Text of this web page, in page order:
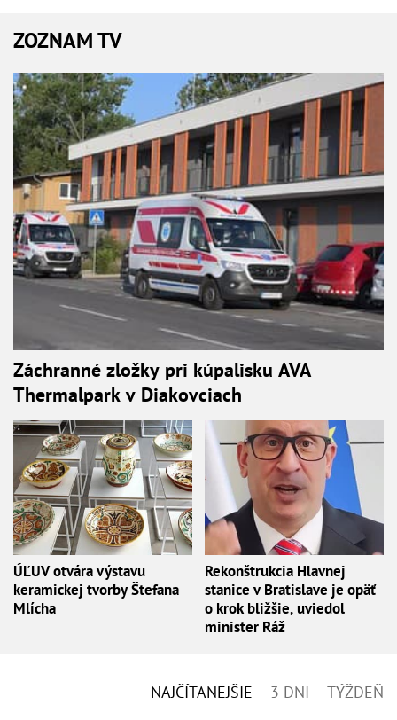
ZOZNAM TV
Záchranné zložky pri kúpalisku AVA
Thermalpark v Diakovciach
ÚĽUV otvára výstavu
keramickej tvorby Štefana
Mlícha
Rekonštrukcia Hlavnej
stanice v Bratislave je opäť
o krok bližšie, uviedol
minister Ráž
NAJČÍTANEJŠIE 3 DNI TÝŽDEŇ